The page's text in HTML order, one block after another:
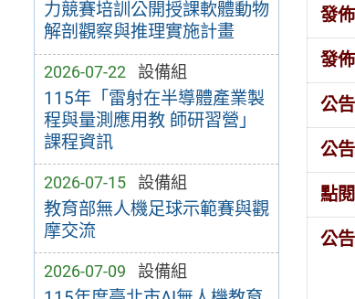
力競賽培訓公開授課軟體動物
解剖觀察與推理實施計畫
2026-07-22 設備組
115年「雷射在半導體產業製
程與量測應用教 師研習營」
課程資訊
2026-07-15 設備組
教育部無人機足球示範賽與觀
摩交流
2026-07-09 設備組
發
發
公
公
點
公